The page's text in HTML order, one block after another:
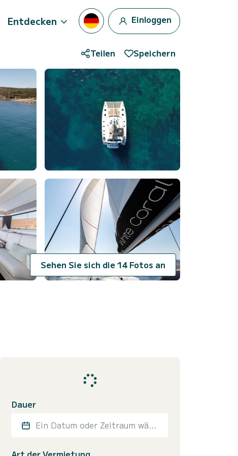
Entdecken Einloggen
Teilen Speichern
Sehen Sie sich die 14 Fotos an
Dauer
Ein Datum oder Zeitraum wählen